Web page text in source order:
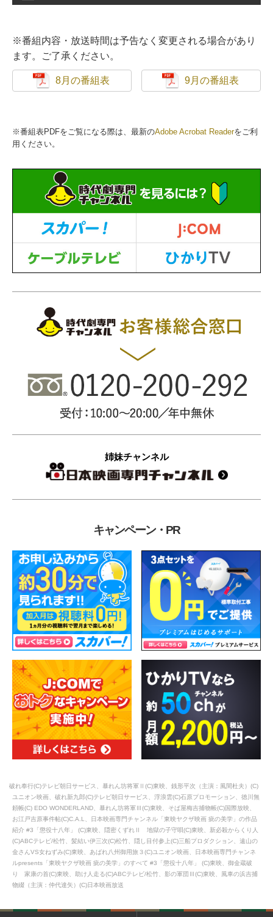
※番組内容・放送時間は予告なく変更される場合があり
ます。ご了承ください。
8月の番組表 9月の番組表
※番組表PDFをご覧になる際は、最新のAdobe Acrobat Readerをご利
用ください。
姉妹チャンネル
キャンペーン・PR
破れ奉行(C)テレビ朝日サービス、暴れん坊将軍Ⅱ(C)東映、銭形平次（主演：風間杜夫）(C)
ユニオン映画、破れ新九郎(C)テレビ朝日サービス、浮浪雲(C)石原プロモーション、徳川無
頼帳(C) EDO WONDERLAND、暴れん坊将軍Ⅲ(C)東映、そば屋梅吉捕物帳(C)国際放映、
お江戸吉原事件帖(C)C.A.L、日本映画専門チャンネル「東映ヤクザ映画 疵の美学」の作品
紹介 #3「懲役十八年」 (C)東映、隠密くずれⅡ 地獄の子守唄(C)東映、新必殺からくり人
(C)ABCテレビ/松竹、髪結い伊三次(C)松竹、隠し目付参上(C)三船プロダクション、遠山の
金さんVS女ねずみ(C)東映、あばれ八州御用旅３(C)ユニオン映画、日本映画専門チャンネ
ルpresents「東映ヤクザ映画 疵の美学」のすべて #3「懲役十八年」 (C)東映、御金蔵破
り 家康の首(C)東映、助け人走る(C)ABCテレビ/松竹、影の軍団Ⅲ(C)東映、風車の浜吉捕
物綴（主演：仲代達矢）(C)日本映画放送